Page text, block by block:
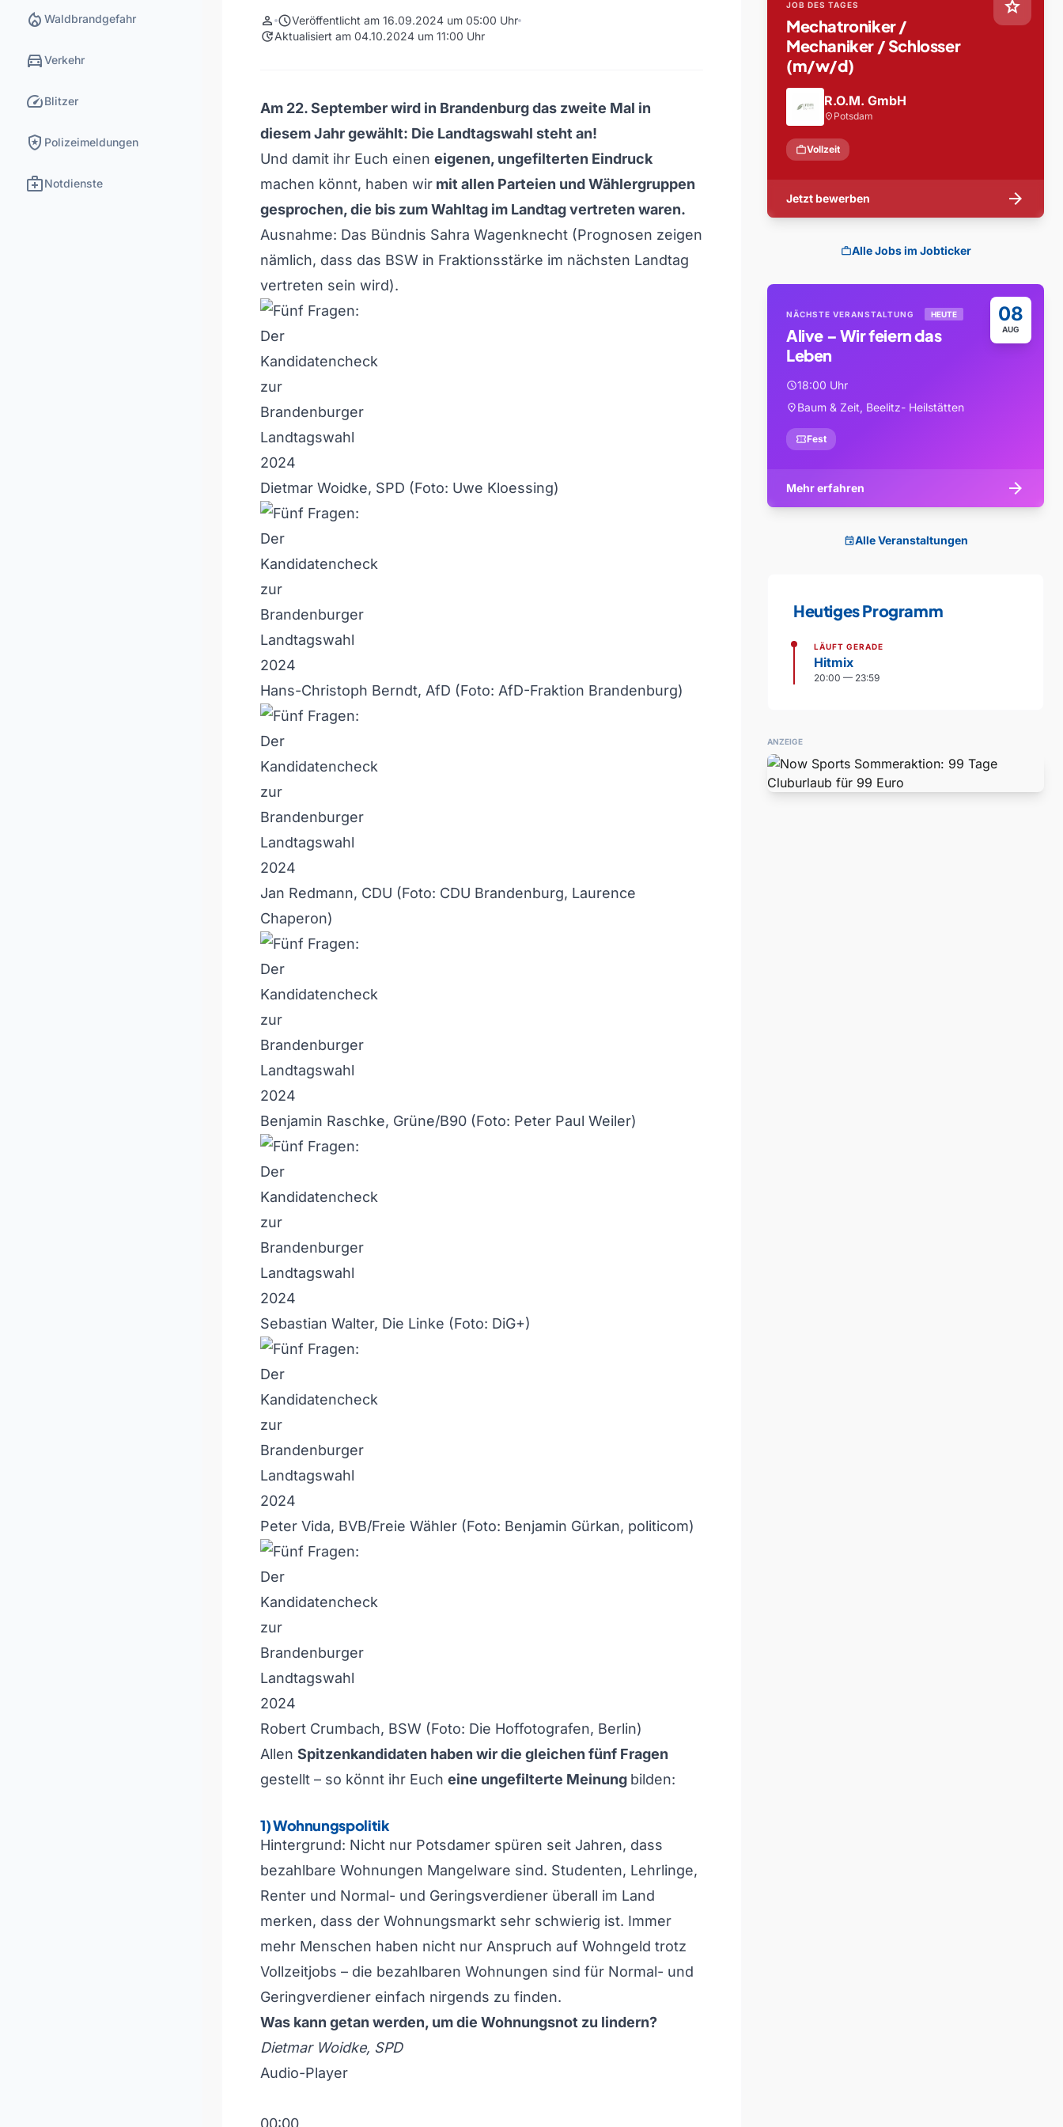
local_fire_department Waldbrandgefahr
directions_carVerkehr
speedBlitzer
local_police Polizeimeldungen
medical_servicesNotdienste
person scheduleVeröffentlicht am 16.09.2024 um 05:00 Uhr
updateAktualisiert am 04.10.2024 um 11:00 Uhr
Am 22. September wird in Brandenburg das zweite Mal in
diesem Jahr gewählt: Die Landtagswahl steht an!
Und damit ihr Euch einen eigenen, ungefilterten Eindruck
machen könnt, haben wir mit allen Parteien und Wählergruppen
gesprochen, die bis zum Wahltag im Landtag vertreten waren.
Ausnahme: Das Bündnis Sahra Wagenknecht (Prognosen zeigen
nämlich, dass das BSW in Fraktionsstärke im nächsten Landtag
vertreten sein wird).
Dietmar Woidke, SPD (Foto: Uwe Kloessing)
Hans-Christoph Berndt, AfD (Foto: AfD-Fraktion Brandenburg)
Jan Redmann, CDU (Foto: CDU Brandenburg, Laurence
Chaperon)
Benjamin Raschke, Grüne/B90 (Foto: Peter Paul Weiler)
Sebastian Walter, Die Linke (Foto: DiG+)
Peter Vida, BVB/Freie Wähler (Foto: Benjamin Gürkan, politicom)
Robert Crumbach, BSW (Foto: Die Hoffotografen, Berlin)
Allen Spitzenkandidaten haben wir die gleichen fünf Fragen
gestellt – so könnt ihr Euch eine ungefilterte Meinung bilden:
1) Wohnungspolitik
Hintergrund: Nicht nur Potsdamer spüren seit Jahren, dass
bezahlbare Wohnungen Mangelware sind. Studenten, Lehrlinge,
Renter und Normal- und Geringsverdiener überall im Land
merken, dass der Wohnungsmarkt sehr schwierig ist. Immer
mehr Menschen haben nicht nur Anspruch auf Wohngeld trotz
Vollzeitjobs – die bezahlbaren Wohnungen sind für Normal- und
Geringverdiener einfach nirgends zu finden.
Was kann getan werden, um die Wohnungsnot zu lindern?
Dietmar Woidke, SPD
Audio-Player
00:00
star
JOB DES TAGES
Mechatroniker /
Mechaniker / Schlosser
(m/w/d)
R.O.M. GmbH
location_on Potsdam
workVollzeit
Jetzt bewerben arrow_forward
workAlle Jobs im Jobticker
08
AUG
NÄCHSTE VERANSTALTUNG HEUTE
Alive – Wir feiern das
Leben
schedule18:00 Uhr
location_onBaum & Zeit, Beelitz- Heilstätten
confirmation_numberFest
Mehr erfahren arrow_forward
eventAlle Veranstaltungen
Heutiges Programm
LÄUFT GERADE
Hitmix
20:00 — 23:59
ANZEIGE